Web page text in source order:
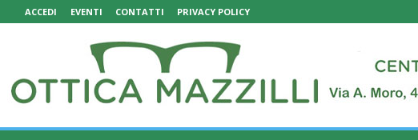
ACCEDI EVENTI CONTATTI PRIVACY POLICY